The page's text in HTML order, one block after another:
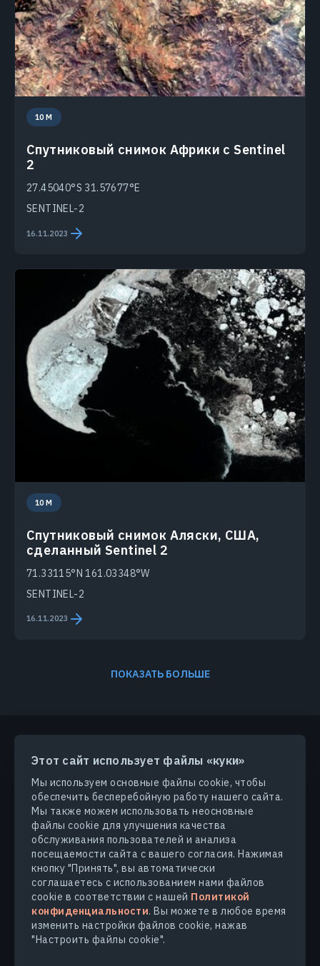
Этот сайт использует файлы «куки»
Мы используем основные файлы cookie, чтобы
обеспечить бесперебойную работу нашего сайта.
Мы также можем использовать неосновные
файлы cookie для улучшения качества
обслуживания пользователей и анализа
посещаемости сайта с вашего согласия. Нажимая
кнопку "Принять", вы автоматически
соглашаетесь с использованием нами файлов
cookie в соответствии с нашей Политикой
конфиденциальности. Вы можете в любое время
изменить настройки файлов cookie, нажав
"Настроить файлы cookie".
10 M
Спутниковый снимок Африки с Sentinel
2
27.45040°S 31.57677°E
SENTINEL-2
16.11.2023
10 M
Спутниковый снимок Аляски, США,
сделанный Sentinel 2
71.33115°N 161.03348°W
SENTINEL-2
16.11.2023
ПОКАЗАТЬ БОЛЬШЕ
ПРОДУКТЫ И РЕШЕНИЯ
ОТРАСЛИ
КОМПАНИЯ
УЗНАТЬ БОЛЬШЕ
© 2026 EOS Data Analytics,Inc.